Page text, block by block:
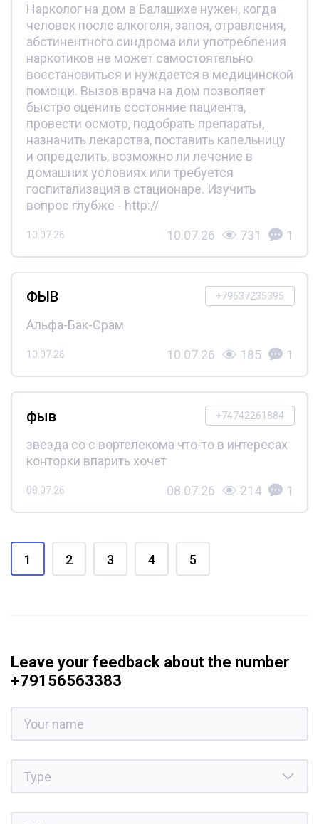
Нарколог на дом в Балашихе нужен, когда
человек после алкоголя, запоя, отравления,
абстинентного синдрома или употребления
наркотиков не может самостоятельно
восстановиться и нуждается в медицинской
помощи. Вызов врача на дом позволяет
быстро оценить состояние пациента,
провести осмотр, подобрать препараты,
назначить лекарства, поставить капельницу
и определить, возможно ли лечение в
домашних условиях или требуется
госпитализация в стационаре. Изучить
вопрос глубже - http://
10.07.26 10.07.26 731 1
+79637235395
ФЫВ
Альфа-Бак-Срам
10.07.26 10.07.26 185 1
+74742261884
фыв
звезда со с вортелекома что-то в интересах
конторки впарить хочет
08.07.26 08.07.26 214 1
1 2 3 4 5
Leave your feedback about the number
+79156563383